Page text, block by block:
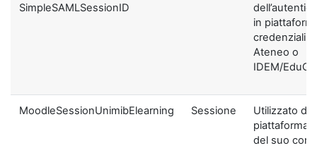
SimpleSAMLSessionID
in
credenziali di
Ateneo o
IDEM/
MoodleSessionUnimibElearning Sessione
Utilizzato
piattaforma
del suo